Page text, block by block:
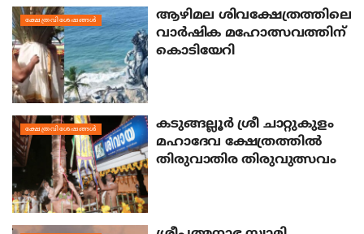
ക്ഷേത്രവിശേഷങ്ങള്‍
ആഴിമല ശിവക്ഷേത്രത്തിലെ
വാര്‍ഷിക മഹോത്സവത്തിന്
കൊടിയേറി
ക്ഷേത്രവിശേഷങ്ങള്‍
കടുങ്ങല്ലൂര്‍ ശ്രീ ചാറ്റുകുളം
മഹാദേവ ക്ഷേത്രത്തില്‍
തിരുവാതിര തിരുവുത്സവം